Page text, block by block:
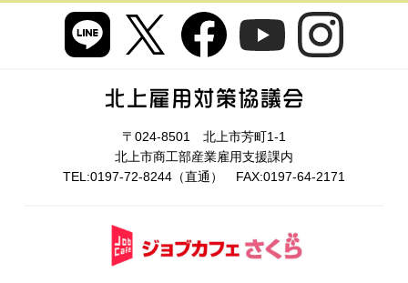
〒024-8501 北上市芳町1-1
北上市商工部産業雇用支援課内
TEL:0197-72-8244（直通） FAX:0197-64-2171